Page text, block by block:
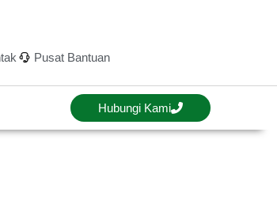
Pusat Bantuan
Hubungi Kami